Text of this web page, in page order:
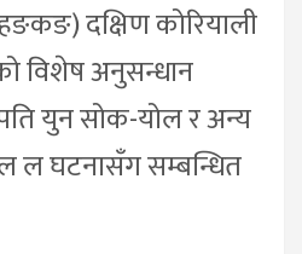
दक्षिण कोरियाली
विशेष अनुसन्धान
युन सोक-योल र अन्य
ल घटनासँग सम्बन्धित